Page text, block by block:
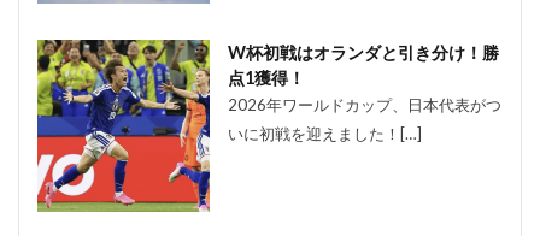
W杯初戦はオランダと引き分け！勝
点1獲得！
2026年ワールドカップ、日本代表がつ
いに初戦を迎えました！[…]